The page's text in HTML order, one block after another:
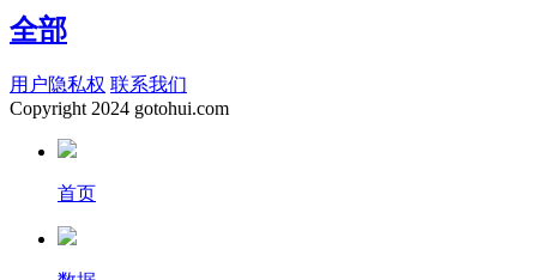
全部
用户隐私权 联系我们
Copyright 2024 gotohui.com
首页